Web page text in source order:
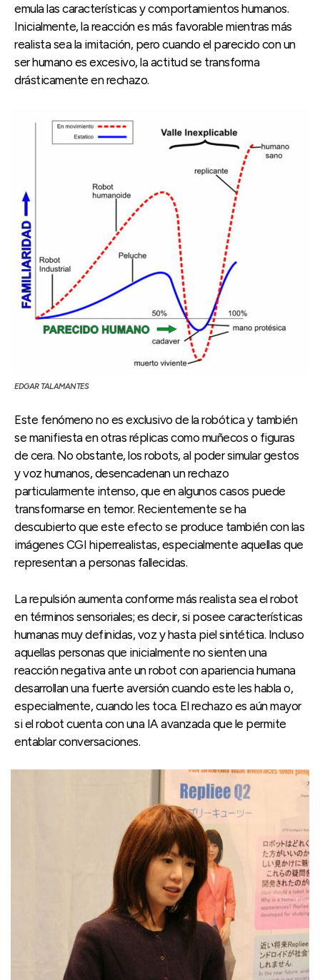
emula las características y comportamientos humanos.
Inicialmente, la reacción es más favorable mientras más
realista sea la imitación, pero cuando el parecido con un
ser humano es excesivo, la actitud se transforma
drásticamente en rechazo.
EDGAR TALAMANTES
Este fenómeno no es exclusivo de la robótica y también
se manifiesta en otras réplicas como muñecos o figuras
de cera. No obstante, los robots, al poder simular gestos
y voz humanos, desencadenan un rechazo
particularmente intenso, que en algunos casos puede
transformarse en temor. Recientemente se ha
descubierto que este efecto se produce también con las
imágenes CGI hiperrealistas, especialmente aquellas que
representan a personas fallecidas.
La repulsión aumenta conforme más realista sea el robot
en términos sensoriales; es decir, si posee características
humanas muy definidas, voz y hasta piel sintética. Incluso
aquellas personas que inicialmente no sienten una
reacción negativa ante un robot con apariencia humana
desarrollan una fuerte aversión cuando este les habla o,
especialmente, cuando les toca. El rechazo es aún mayor
si el robot cuenta con una IA avanzada que le permite
entablar conversaciones.